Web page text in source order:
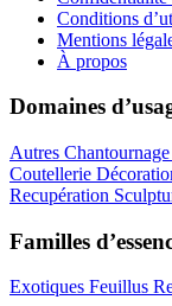
Conditions
Mentions
À propos
Domaines
Autres Chantournage
Coutellerie
Recupération
Familles
Exotiques Feuillus